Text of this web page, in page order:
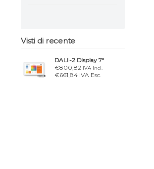
Visti di recente
DALI -2 Display 7″
€800,82 IVA Incl.
€661,84 IVA Esc.